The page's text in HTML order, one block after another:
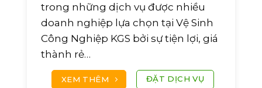
trong những dịch vụ được nhiều
doanh nghiệp lựa chọn tại Vệ Sinh
Công Nghiệp KGS bởi sự tiện lợi, giá
thành rẻ…
XEM THÊM ĐẶT DỊCH VỤ